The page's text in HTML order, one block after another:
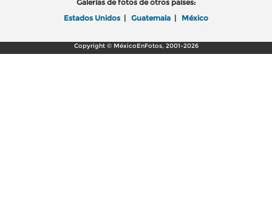
Galerías de fotos de otros países:
Estados Unidos | Guatemala | México
Copyright © MéxicoEnFotos, 2001-2026